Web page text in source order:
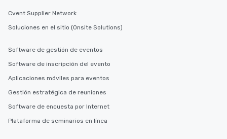
Cvent Supplier Network
Soluciones en el sitio (Onsite Solutions)
Software de gestión de eventos
Software de inscripción del evento
Aplicaciones móviles para eventos
Gestión estratégica de reuniones
Software de encuesta por Internet
Plataforma de seminarios en línea